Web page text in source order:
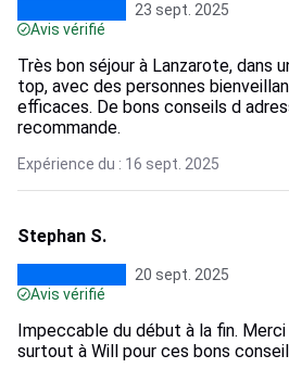
23 sept. 2025
Avis vérifié
Très bon séjour à Lanzarote, dans
top, avec des personnes
efficaces. De bons conseils d
recommande.
Expérience du : 16 sept. 2025
Stephan S.
20 sept. 2025
Avis vérifié
Impeccable du début à la fin.
surtout à Will pour ces bons